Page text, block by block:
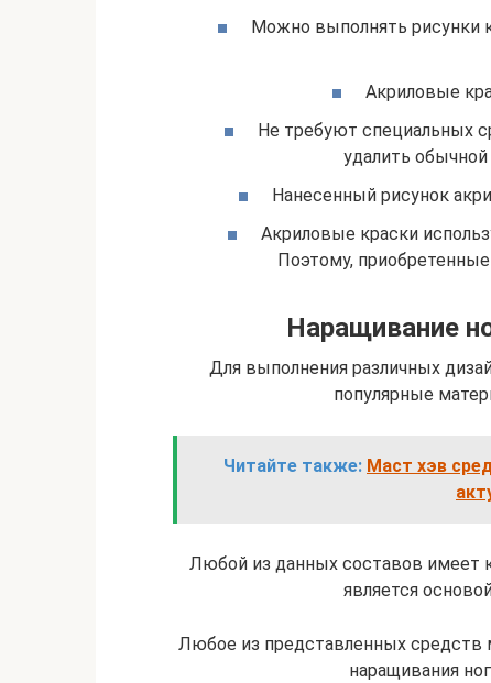
Можно выполнять рисунки
Акриловые
Не требуют специальных
удалить
Нанесенный рисунок
Акриловые краски
Поэтому,
Наращивание
Для выполнения различных
популярные
Читайте также: Маст хэв
Любой из данных составов имеет
является
Любое из представленных средств
наращивания